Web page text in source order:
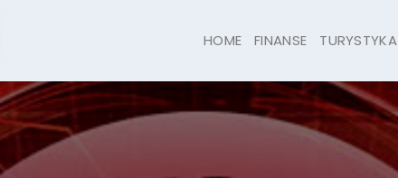
HOME FINANSE TURYSTYKA